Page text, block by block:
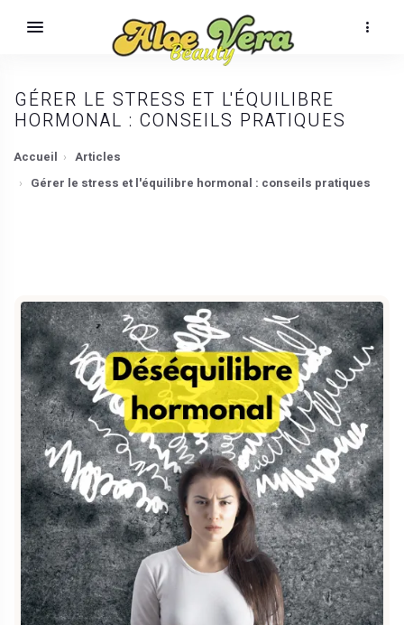
GÉRER LE STRESS ET L'ÉQUILIBRE
HORMONAL : CONSEILS PRATIQUES
Accueil
Articles
Gérer le stress et l'équilibre hormonal : conseils pratiques